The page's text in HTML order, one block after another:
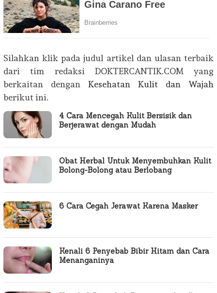
Silahkan klik pada judul artikel dan ulasan terbaik
dari tim redaksi DOKTERCANTIK.COM yang
berkaitan dengan Kesehatan Kulit dan Wajah
berikut ini.
4 Cara Mencegah Kulit Bersisik dan
Berjerawat dengan Mudah
Obat Herbal Untuk Menyembuhkan Kulit
Bolong-Bolong atau Berlobang
6 Cara Cegah Jerawat Karena Masker
Kenali 6 Penyebab Bibir Hitam dan Cara
Menanganinya